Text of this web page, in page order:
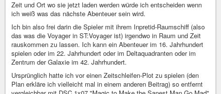
Zeit und Ort wo sie jetzt laden werden würde ich entscheiden wenn
ich weiß was das nächste Abenteuer sein wird.
Ich bin also frei darin die Spieler mit ihrem Inpretid-Raumschiff (also
das was die Voyager in ST:Voyager ist) irgendwo in Raum und Zeit
rauskommen zu lassen. Ich kann ein Abenteuer im 16. Jahrhundert
spielen oder im 22. Jahrhundert oder im Deltaquadranten oder im
Zentrum der Galaxie im 42. Jahrhundert.
Ursprünglich hatte ich vor einen Zeitschleifen-Plot zu spielen (den
Plan erkläre ich vielleicht mal in einem anderen Beitrag) so entfernt